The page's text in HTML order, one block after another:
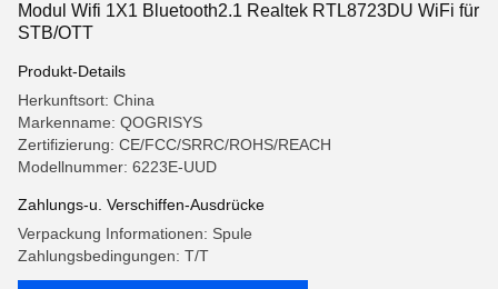
Modul Wifi 1X1 Bluetooth2.1 Realtek RTL8723DU WiFi für
STB/OTT
Produkt-Details
Herkunftsort: China
Markenname: QOGRISYS
Zertifizierung: CE/FCC/SRRC/ROHS/REACH
Modellnummer: 6223E-UUD
Zahlungs-u. Verschiffen-Ausdrücke
Verpackung Informationen: Spule
Zahlungsbedingungen: T/T